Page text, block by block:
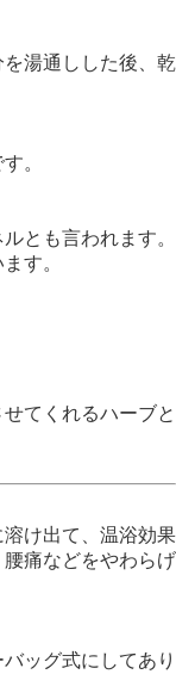
湯通しした後、乾
。
とも言われます。
す。
てくれるハーブと
け出て、温浴効果
痛などをやわらげ
ッグ式にしてあり